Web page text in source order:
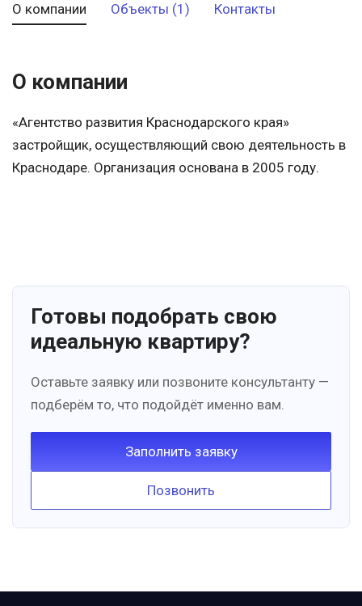
О компании Объекты (1) Контакты
О компании
«Агентство развития Краснодарского края»
застройщик, осуществляющий свою деятельность в
Краснодаре. Организация основана в 2005 году.
Готовы подобрать свою
идеальную квартиру?
Оставьте заявку или позвоните консультанту —
подберём то, что подойдёт именно вам.
Заполнить заявку
Позвонить